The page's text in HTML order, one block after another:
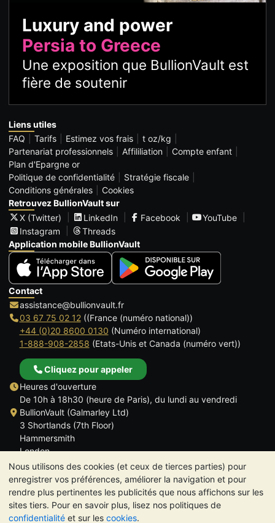
Nous utilisons des cookies (et ceux de tierces parties) pour
enregistrer vos préférences, améliorer la navigation et pour
rendre plus pertinentes les publicités que nous affichons sur les
sites tiers. Pour en savoir plus, lisez nos politiques de
confidentialité et sur les cookies.
Luxury and power
Persia to Greece
Une exposition que BullionVault est
fière de soutenir
Liens utiles
FAQ
Tarifs Estimez vos frais
t oz/kg
Partenariat professionnels
Affililiation
Compte enfant
Plan d'Epargne or
Politique de confidentialité
Stratégie fiscale
Conditions générales
Cookies
Retrouvez BullionVault sur
X (Twitter)
LinkedIn Facebook
YouTube
Instagram
Threads
Application mobile BullionVault
Contact
assistance@bullionvault.fr
03 67 75 02 12((France (numéro national))
+44 (0)20 8600 0130 (Numéro international)
1-888-908-2858 (Etats-Unis et Canada (numéro vert))
Cliquez pour appeler
Heures d'ouverture
De 10h à 18h30 (heure de Paris), du lundi au vendredi
BullionVault (Galmarley Ltd)
3 Shortlands (7th Floor)
Hammersmith
London
W6 8DA
ROYAUME UNI